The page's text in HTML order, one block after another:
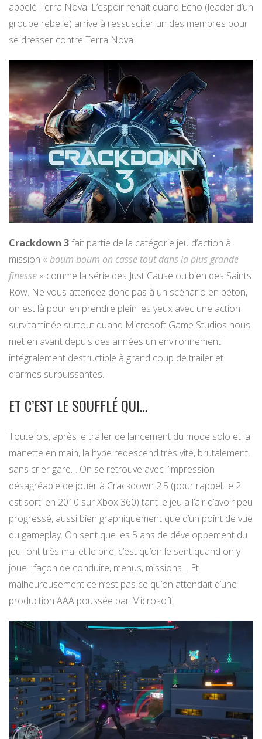
appelé Terra Nova. L’espoir renaît quand Echo (leader d’un
groupe rebelle) arrive à ressusciter un des membres pour
se dresser contre Terra Nova.
Crackdown 3fait partie de la catégorie jeu d’action à
mission « boum boum on casse tout dans la plus grande
finesse » comme la série des Just Cause ou bien des Saints
Row. Ne vous attendez donc pas à un scénario en béton,
on est là pour en prendre plein les yeux avec une action
survitaminée surtout quand Microsoft Game Studios nous
met en avant depuis des années un environnement
intégralement destructible à grand coup de trailer et
d’armes surpuissantes.
ET C’EST LE SOUFFLÉ QUI…
Toutefois, après le trailer de lancement du mode solo et la
manette en main, la hype redescend très vite, brutalement,
sans crier gare… On se retrouve avec l’impression
désagréable de jouer à Crackdown 2.5 (pour rappel, le 2
est sorti en 2010 sur Xbox 360) tant le jeu a l’air d’avoir peu
progressé, aussi bien graphiquement que d’un point de vue
du gameplay. On sent que les 5 ans de développement du
jeu font très mal et le pire, c’est qu’on le sent quand on y
joue : façon de conduire, menus, missions… Et
malheureusement ce n’est pas ce qu’on attendait d’une
production AAA poussée par Microsoft.